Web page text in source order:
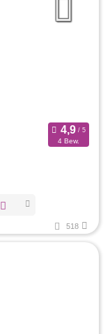
4 Bew.
518